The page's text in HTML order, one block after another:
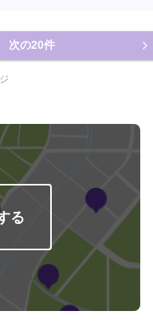
要望に対しても、最大限尊重
方法のご提案をさせていただ
りされる様な内容でも承って
可能です。オファーにて詳細を
車をご用意しています。お車
代はお客様にご負担いただい
当工場は竹のくら様を過ぎ左
れば工場があります。旗竿地
な場合はお電話いただければ
ださい。駐車スペースは事務
。受付はスタッフへ「メンテ
いたします。【定休日・営業
次の20件
る